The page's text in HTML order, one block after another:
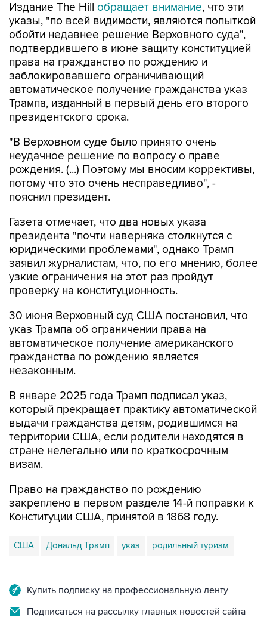
Издание The Hill обращает внимание, что эти
указы, "по всей видимости, являются попыткой
обойти недавнее решение Верховного суда",
подтвердившего в июне защиту конституцией
права на гражданство по рождению и
заблокировавшего ограничивающий
автоматическое получение гражданства указ
Трампа, изданный в первый день его второго
президентского срока.
"В Верховном суде было принято очень
неудачное решение по вопросу о праве
рождения. (...) Поэтому мы вносим коррективы,
потому что это очень несправедливо", -
пояснил президент.
Газета отмечает, что два новых указа
президента "почти наверняка столкнутся с
юридическими проблемами", однако Трамп
заявил журналистам, что, по его мнению, более
узкие ограничения на этот раз пройдут
проверку на конституционность.
30 июня Верховный суд США постановил, что
указ Трампа об ограничении права на
автоматическое получение американского
гражданства по рождению является
незаконным.
В январе 2025 года Трамп подписал указ,
который прекращает практику автоматической
выдачи гражданства детям, родившимся на
территории США, если родители находятся в
стране нелегально или по краткосрочным
визам.
Право на гражданство по рождению
закреплено в первом разделе 14-й поправки к
Конституции США, принятой в 1868 году.
США Дональд Трамп указ родильный туризм
Купить подписку на профессиональную ленту
Подписаться на рассылку главных новостей сайта